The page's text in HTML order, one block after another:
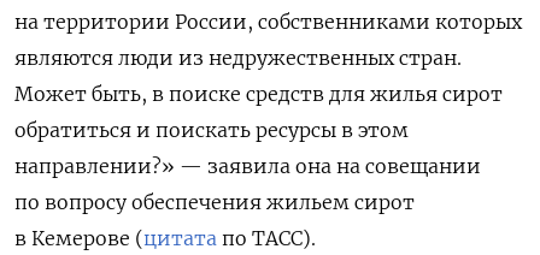
на территории России, собственниками которых
являются люди из недружественных стран.
Может быть, в поиске средств для жилья сирот
обратиться и поискать ресурсы в этом
направлении?» — заявила она на совещании
по вопросу обеспечения жильем сирот
в Кемерове (цитата по ТАСС).